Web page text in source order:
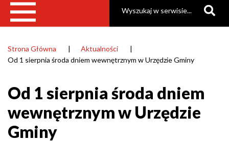
Ścieżka
Strona Główna
Aktualności
Od 1 sierpnia środa dniem wewnętrznym w Urzędzie Gminy
Od 1 sierpnia środa dniem
wewnętrznym w Urzędzie
Gminy